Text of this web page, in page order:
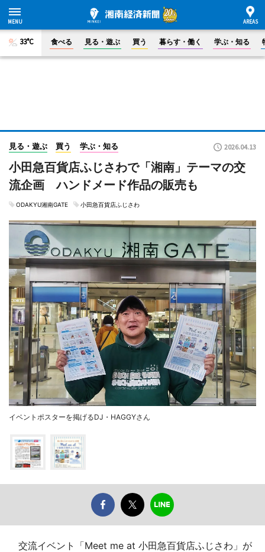
33°C 食べる 見る・遊ぶ 買う 暮らす・働く 学ぶ・知る
見る・遊ぶ 買う 学ぶ・知る 2026.04.13
小田急百貨店ふじさわで「湘南」テーマの交
流企画 ハンドメード作品の販売も
ODAKYU湘南GATE 小田急百貨店ふじさわ
イベントポスターを掲げるDJ・HAGGYさん
交流イベント「Meet me at 小田急百貨店ふじさわ」が